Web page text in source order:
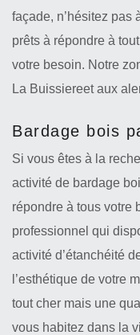
façade, n’hésitez pas
prêts à répondre à
votre besoin. Notre
La Buissiereet aux
Bardage bois
Si vous êtes à la
activité de bardage
répondre à tous votre
professionnel qui
activité d’étanchéité
l’esthétique de votre
tout cher mais une
vous habitez dans la